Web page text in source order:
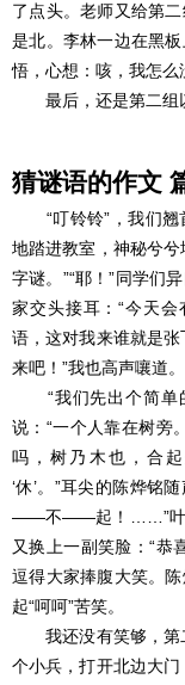
了点头。老师又给第
是北。李林一边在黑
悟，心想：咳，我怎么
最后，还是第二组以
猜谜语的作文
“叮铃铃”，我们翘
地踏进教室，神秘兮
字谜。”“耶！”同学们
家交头接耳：“今天
语，这对我来谁就是
来吧！”我也高声嚷道。
“我们先出个简单的
说：“一个人靠在树旁
吗，树乃木也，合
‘休’。”耳尖的陈烨铭
――不――起！……”叶
又换上一副笑脸：“恭
逗得大家捧腹大笑。
起“呵呵”苦笑。
我还没有笑够，第
个小兵，打开北边大